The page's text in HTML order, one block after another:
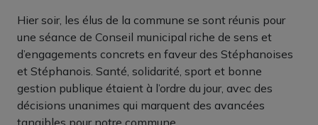
Hier soir, les élus de la commune se sont réunis pour
une séance de Conseil municipal riche de sens et
d’engagements concrets en faveur des Stéphanoises
et Stéphanois. Santé, solidarité, sport et bonne
gestion publique étaient à l’ordre du jour, avec des
décisions unanimes qui marquent des avancées